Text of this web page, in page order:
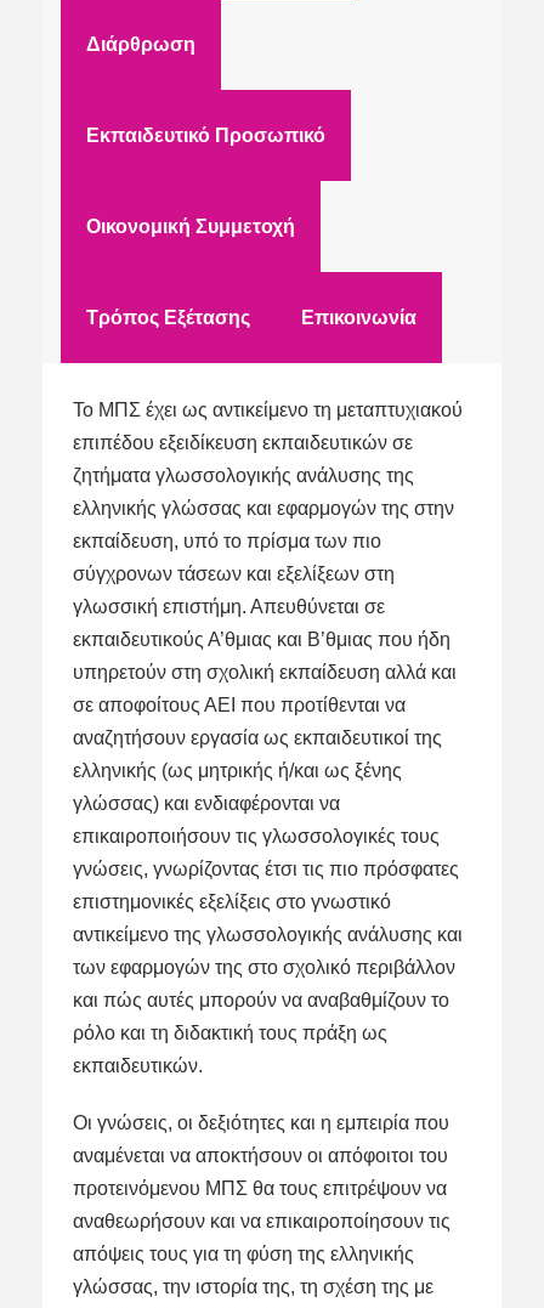
Διάρθρωση
Εκπαιδευτικό Προσωπικό
Οικονομική Συμμετοχή
Τρόπος Εξέτασης Επικοινωνία
Το ΜΠΣ έχει ως αντικείμενο τη μεταπτυχιακού
επιπέδου εξειδίκευση εκπαιδευτικών σε
ζητήματα γλωσσολογικής ανάλυσης της
ελληνικής γλώσσας και εφαρμογών της στην
εκπαίδευση, υπό το πρίσμα των πιο
σύγχρονων τάσεων και εξελίξεων στη
γλωσσική επιστήμη. Απευθύνεται σε
εκπαιδευτικούς Α’θμιας και Β’θμιας που ήδη
υπηρετούν στη σχολική εκπαίδευση αλλά και
σε αποφοίτους ΑΕΙ που προτίθενται να
αναζητήσουν εργασία ως εκπαιδευτικοί της
ελληνικής (ως μητρικής ή/και ως ξένης
γλώσσας) και ενδιαφέρονται να
επικαιροποιήσουν τις γλωσσολογικές τους
γνώσεις, γνωρίζοντας έτσι τις πιο πρόσφατες
επιστημονικές εξελίξεις στο γνωστικό
αντικείμενο της γλωσσολογικής ανάλυσης και
των εφαρμογών της στο σχολικό περιβάλλον
και πώς αυτές μπορούν να αναβαθμίζουν το
ρόλο και τη διδακτική τους πράξη ως
εκπαιδευτικών.
Οι γνώσεις, οι δεξιότητες και η εμπειρία που
αναμένεται να αποκτήσουν οι απόφοιτοι του
προτεινόμενου ΜΠΣ θα τους επιτρέψουν να
αναθεωρήσουν και να επικαιροποίησουν τις
απόψεις τους για τη φύση της ελληνικής
γλώσσας, την ιστορία της, τη σχέση της με